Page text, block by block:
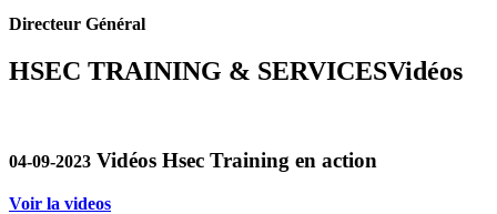
Directeur Général
HSEC TRAINING & SERVICESVidéos
04-09-2023 Vidéos Hsec Training en action
Voir la videos